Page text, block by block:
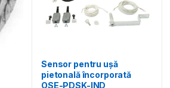
Sensor pentru ușă
pietonală încorporată
OSE-PDSK-IND